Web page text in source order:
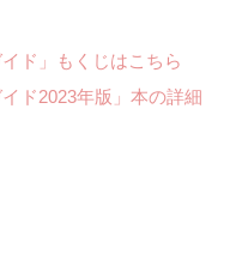
ド」もくじはこちら
ド2023年版」本の詳細